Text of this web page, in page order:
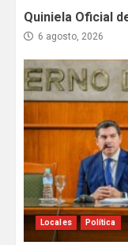
Quiniela Oficial
6 agosto, 2026
Locales Política